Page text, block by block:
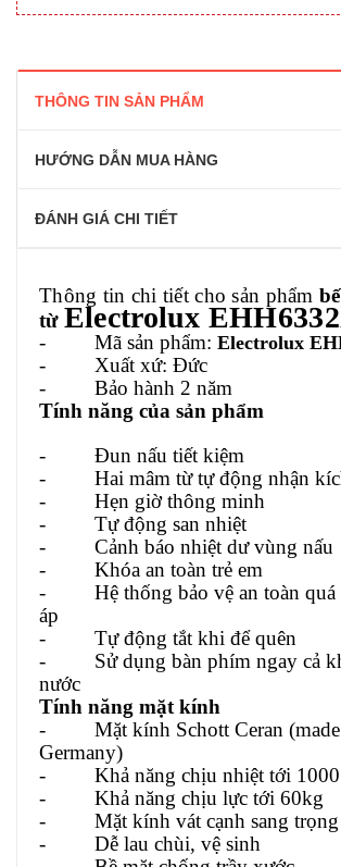
THÔNG TIN SẢN PHẨM
HƯỚNG DẪN MUA HÀNG
ĐÁNH GIÁ CHI TIẾT
Thông tin chi tiết cho sản phẩm
từ Electrolux
- Mã sản phẩm: Electrolux
- Xuất xứ: Đức
- Bảo hành 2 năm
Tính năng của sản phẩm
- Đun nấu tiết kiệm
- Hai mâm từ tự động nhận
- Hẹn giờ thông minh
- Tự động san nhiệt
- Cảnh báo nhiệt dư vùng nấu
- Khóa an toàn trẻ em
- Hệ thống bảo vệ an toàn quá
áp
- Tự động tắt khi để quên
- Sử dụng bàn phím ngay cả
nước
Tính năng mặt kính
- Mặt kính Schott Ceran
Germany)
- Khả năng chịu nhiệt tới 1000
- Khả năng chịu lực tới 60kg
- Mặt kính vát cạnh sang trọng
- Dễ lau chùi, vệ sinh